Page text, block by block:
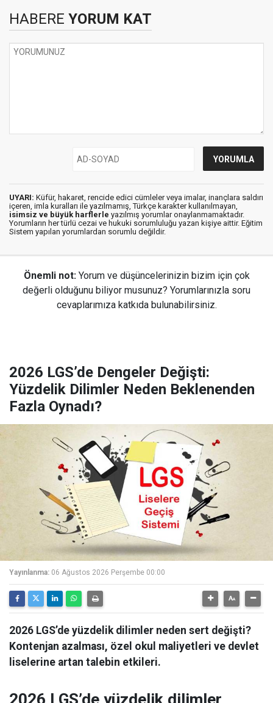
HABERE YORUM KAT
UYARI: Küfür, hakaret, rencide edici cümleler veya imalar, inançlara saldırı
içeren, imla kuralları ile yazılmamış, Türkçe karakter kullanılmayan,
isimsiz ve büyük harflerle yazılmış yorumlar onaylanmamaktadır.
Yorumların her türlü cezai ve hukuki sorumluluğu yazan kişiye aittir. Eğitim
Sistem yapılan yorumlardan sorumlu değildir.
Önemli not: Yorum ve düşüncelerinizin bizim için çok
değerli olduğunu biliyor musunuz? Yorumlarınızla soru
cevaplarımıza katkıda bulunabilirsiniz.
2026 LGS’de Dengeler Değişti:
Yüzdelik Dilimler Neden Beklenenden
Fazla Oynadı?
Yayınlanma: 06 Ağustos 2026 Perşembe 00:00
2026 LGS’de yüzdelik dilimler neden sert değişti?
Kontenjan azalması, özel okul maliyetleri ve devlet
liselerine artan talebin etkileri.
2026 LGS’de yüzdelik dilimler